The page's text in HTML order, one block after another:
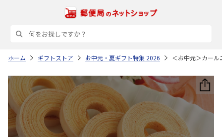
ホーム ギフトストア お中元・夏ギフト特集 2026 ＜お中元＞カー